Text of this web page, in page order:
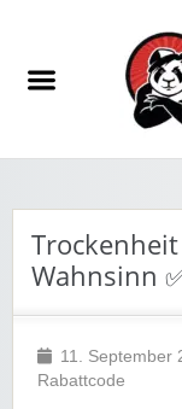
Wahnsinn
11. September
Rabattcode